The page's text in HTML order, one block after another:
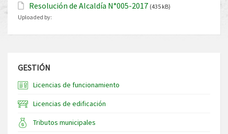
Resolución de Alcaldía N°005-2017 (435 kB)
Uploaded by:
GESTIÓN
Licencias de funcionamiento
Licencias de edificación
Tributos municipales